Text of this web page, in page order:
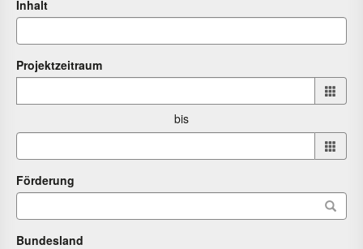
Inhalt
Projektzeitraum
von
bis
Förderung
Bundesland